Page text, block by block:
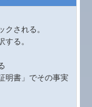
される。
る。
明書」でその事実